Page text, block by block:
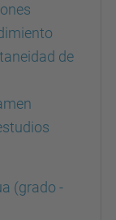
de
(grado -